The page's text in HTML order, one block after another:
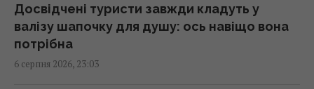
Чим Україна може знищувати "Іскандери":
експерти назвали єдиний реальний варіант
21:24 четвер, 06 серпня 2026
Досвідчені туристи завжди кладуть у
валізу шапочку для душу: ось навіщо вона
потрібна
6 серпня 2026, 23:03